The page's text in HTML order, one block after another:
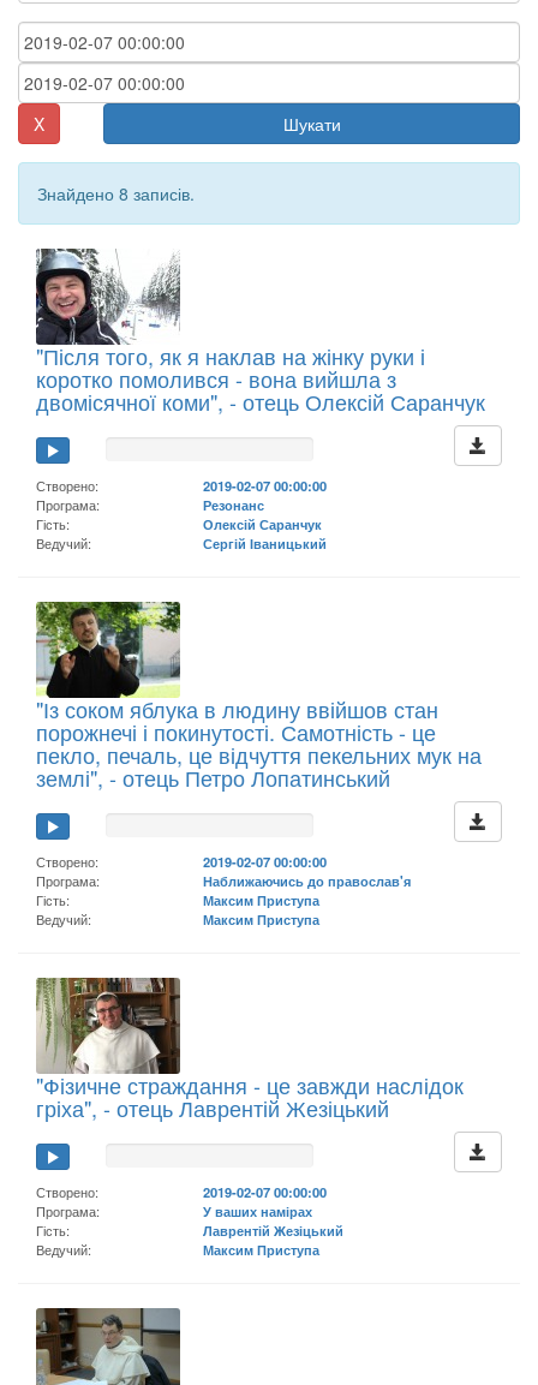
X Шукати
Знайдено 8 записів.
"Після того, як я наклав на жінку руки і
коротко помолився - вона вийшла з
двомісячної коми", - отець Олексій Саранчук
Створено:
2019-02-07 00:00:00
Програма:
Резонанс
Гість:
Олексій Саранчук
Ведучий:
Сергій Іваницький
"Із соком яблука в людину ввійшов стан
порожнечі і покинутості. Самотність - це
пекло, печаль, це відчуття пекельних мук на
землі", - отець Петро Лопатинський
Створено:
2019-02-07 00:00:00
Програма:
Наближаючись до православ'я
Гість:
Максим Приступа
Ведучий:
Максим Приступа
"Фізичне страждання - це завжди наслідок
гріха", - отець Лаврентій Жезіцький
Створено:
2019-02-07 00:00:00
Програма:
У ваших намірах
Гість:
Лаврентій Жезіцький
Ведучий:
Максим Приступа